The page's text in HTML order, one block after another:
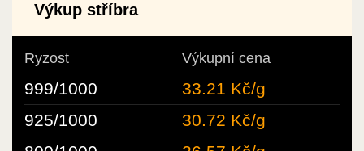
Výkup stříbra
Ryzost Výkupní cena
999/1000
33.21 Kč/g
925/1000
30.72 Kč/g